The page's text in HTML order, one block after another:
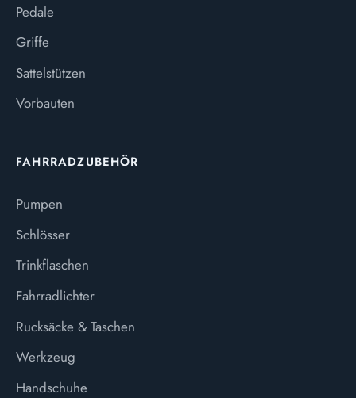
Pedale
Griffe
Sattelstützen
Vorbauten
FAHRRADZUBEHÖR
Pumpen
Schlösser
Trinkflaschen
Fahrradlichter
Rucksäcke & Taschen
Werkzeug
Handschuhe